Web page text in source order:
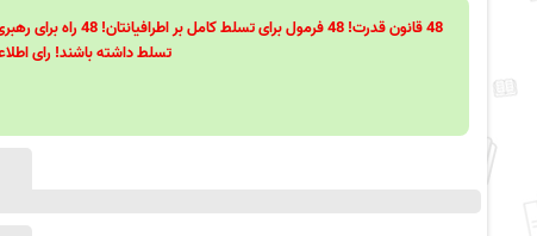
تسلط داشته باشند! رای